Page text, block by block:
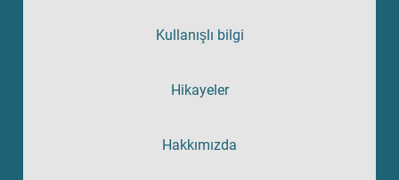
Kullanışlı bilgi
Hikayeler
Hakkımızda